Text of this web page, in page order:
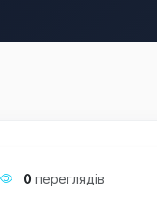
0 переглядів